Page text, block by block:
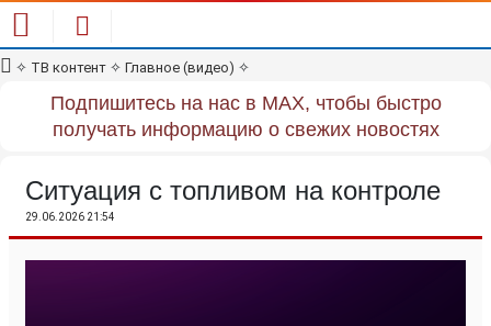
✧ ТВ контент ✧ Главное (видео) ✧
Подпишитесь на нас в MAX, чтобы быстро
получать информацию о свежих новостях
Ситуация с топливом на контроле
29.06.2026 21:54